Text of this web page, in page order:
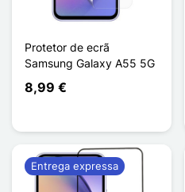
Protetor de ecrã
Samsung Galaxy A55 5G
8,99 €
Entrega expressa